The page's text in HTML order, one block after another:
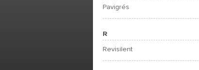
Pavigrés
R
Revisilent